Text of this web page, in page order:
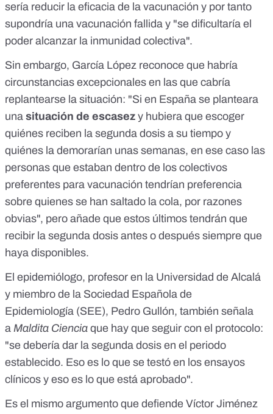
sería reducir la eficacia de la vacunación y por tanto
supondría una vacunación fallida y "se dificultaría el
poder alcanzar la inmunidad colectiva".
Sin embargo, García López reconoce que habría
circunstancias excepcionales en las que cabría
replantearse la situación: "Si en España se planteara
una situación de escasez y hubiera que escoger
quiénes reciben la segunda dosis a su tiempo y
quiénes la demorarían unas semanas, en ese caso las
personas que estaban dentro de los colectivos
preferentes para vacunación tendrían preferencia
sobre quienes se han saltado la cola, por razones
obvias", pero añade que estos últimos tendrán que
recibir la segunda dosis antes o después siempre que
haya disponibles.
El epidemiólogo, profesor en la Universidad de Alcalá
y miembro de la Sociedad Española de
Epidemiología (SEE), Pedro Gullón, también señala
a Maldita Ciencia que hay que seguir con el protocolo:
"se debería dar la segunda dosis en el periodo
establecido. Eso es lo que se testó en los ensayos
clínicos y eso es lo que está aprobado".
Es el mismo argumento que defiende Víctor Jiménez